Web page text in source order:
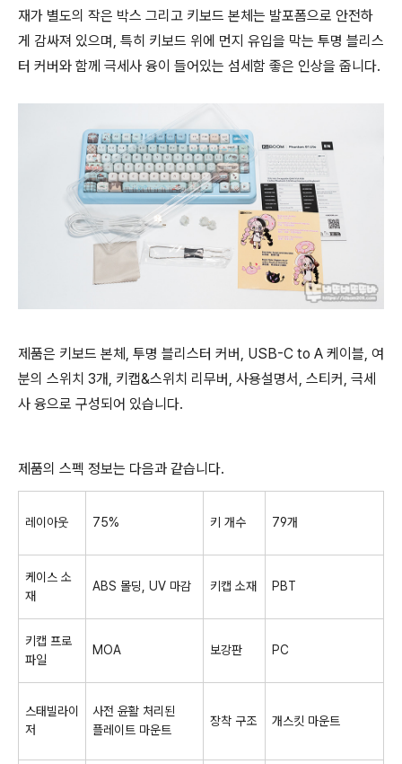
재가 별도의 작은 박스 그리고 키보드 본체는 발포폼으로 안전하
게 감싸져 있으며, 특히 키보드 위에 먼지 유입을 막는 투명 블리스
터 커버와 함께 극세사 융이 들어있는 섬세함 좋은 인상을 줍니다.
제품은 키보드 본체, 투명 블리스터 커버, USB-C to A 케이블, 여
분의 스위치 3개, 키캡&스위치 리무버, 사용설명서, 스티커, 극세
사 융으로 구성되어 있습니다.
제품의 스펙 정보는 다음과 같습니다.
레이아웃 75% 키 개수 79개
케이스 소
재
ABS 몰딩, UV 마감 키캡 소재 PBT
키캡 프로
파일
MOA 보강판 PC
스태빌라이
저
사전 윤활 처리된
플레이트 마운트
장착 구조 개스킷 마운트